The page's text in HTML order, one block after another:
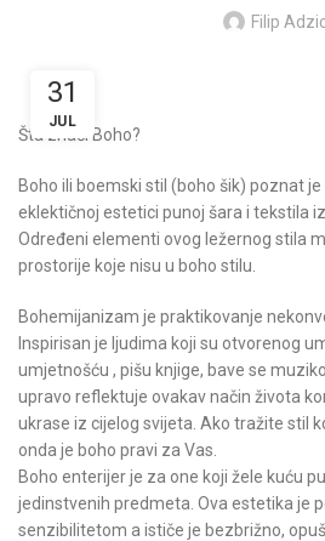
Filip
31
JUL
Šta znači Boho?
Boho ili boemski stil (boho šik) poznat je
eklektičnoj estetici punoj šara i tekstila
Određeni elementi ovog ležernog stila
prostorije koje nisu u boho stilu.
Bohemijanizam je praktikovanje
Inspirisan je ljudima koji su otvorenog
umjetnošću , pišu knjige, bave se
upravo reflektuje ovakav način života
ukrase iz cijelog svijeta. Ako tražite stil
onda je boho pravi za Vas.
Boho enterijer je za one koji žele kuću
jedinstvenih predmeta. Ova estetika je
senzibilitetom a ističe je bezbrižno,